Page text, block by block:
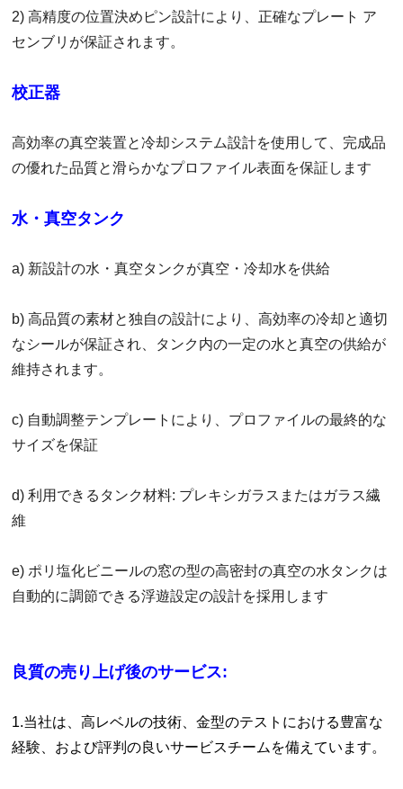
2) 高精度の位置決めピン設計により、正確なプレート ア
センブリが保証されます。
校正器
高効率の真空装置と冷却システム設計を使用して、完成品
の優れた品質と滑らかなプロファイル表面を保証します
水・真空タンク
a) 新設計の水・真空タンクが真空・冷却水を供給
b) 高品質の素材と独自の設計により、高効率の冷却と適切
なシールが保証され、タンク内の一定の水と真空の供給が
維持されます。
c) 自動調整テンプレートにより、プロファイルの最終的な
サイズを保証
d) 利用できるタンク材料: プレキシガラスまたはガラス繊
維
e) ポリ塩化ビニールの窓の型の高密封の真空の水タンクは
自動的に調節できる浮遊設定の設計を採用します
良質の売り上げ後のサービス:
1.当社は、高レベルの技術、金型のテストにおける豊富な
経験、および評判の良いサービスチームを備えています。